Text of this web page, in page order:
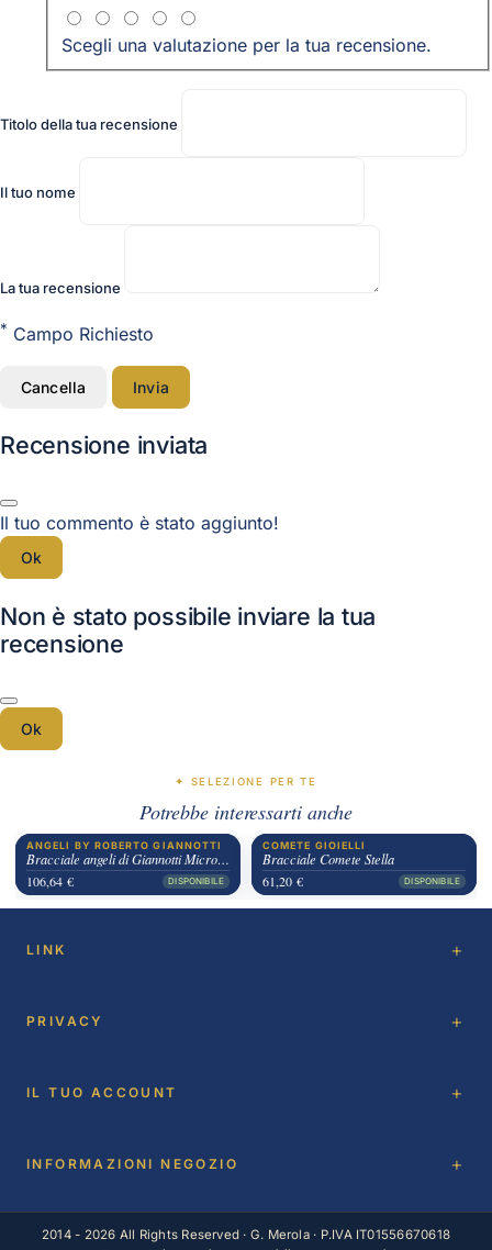
Scegli una valutazione per la tua recensione.
Titolo della tua recensione
Il tuo nome
La tua recensione
* Campo Richiesto
Cancella Invia
Recensione inviata
Il tuo commento è stato aggiunto!
Ok
Non è stato possibile inviare la tua
recensione
Ok
✦ SELEZIONE PER TE
Potrebbe interessarti anche
ANGELI BY ROBERTO GIANNOTTI
Bracciale angeli di Giannotti Microlighting
106,64 €
DISPONIBILE
COMETE GIOIELLI
Bracciale Comete Stella
61,20 €
DISPONIBILE
LINK
PRIVACY
IL TUO ACCOUNT
INFORMAZIONI NEGOZIO
2014 - 2026 All Rights Reserved · G. Merola · P.IVA IT01556670618